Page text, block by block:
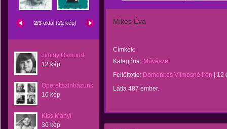
2/3 oldal (22 kép)
Jimmy Osmond
12 kép
Operettszinházunk
10 kép
Kiss Manyi
30 kép
Mikes Éva
Címkék:
Kategória: Művészet
Feltöltötte: Domonkos Vilmosné Irén
12
Látta 487 ember.